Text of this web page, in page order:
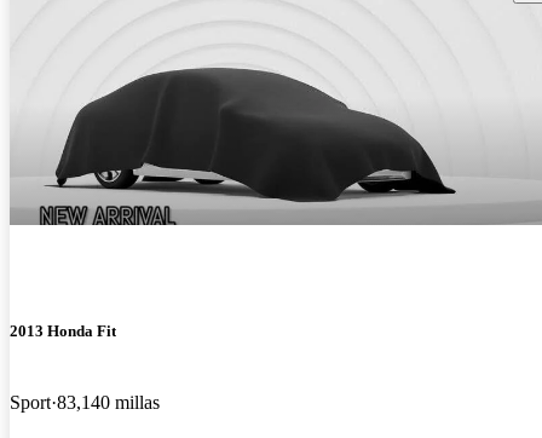
2013 Honda Fit
Sport 83,140 millas